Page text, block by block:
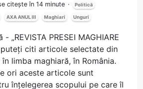
citește în 14 minute Politică
AXA ANUL III Maghiari Unguri
„REVISTA PRESEI MAGHIARE
puteți citi articole selectate din
limba maghiară, în România.
ori aceste articole sunt
înțelegerea scopului pe care îl